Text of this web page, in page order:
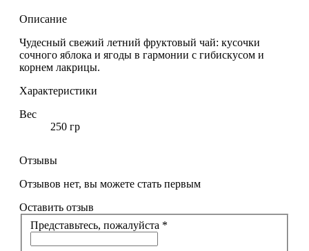
Описание
Чудесный свежий летний фруктовый чай: кусочки
сочного яблока и ягоды в гармонии с гибискусом и
корнем лакрицы.
Характеристики
Вес
250 гр
Отзывы
Отзывов нет, вы можете стать первым
Оставить отзыв
Представьтесь, пожалуйста *